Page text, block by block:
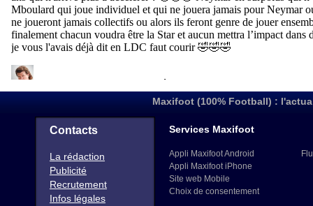
Maxifoot (100% Football) :
Contacts
La rédaction
Publicité
Recrutement
Infos légales
Services Maxifoot
Appli Maxifoot Android
Appli Maxifoot iPhone
Site web Mobile
Choix de consentement